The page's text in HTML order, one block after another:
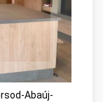
Abaúj-